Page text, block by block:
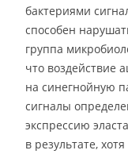
бактериями
способен
группа
что воздействие
на синегнойную
сигналы
экспрессию
в результате,